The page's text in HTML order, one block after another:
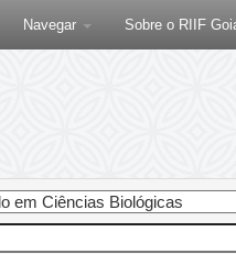
Navegar Sobre o RIIF